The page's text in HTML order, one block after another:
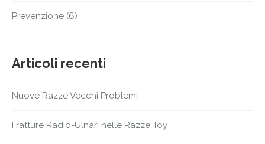
Prevenzione (6)
Articoli recenti
Nuove Razze Vecchi Problemi
Fratture Radio-Ulnari nelle Razze Toy